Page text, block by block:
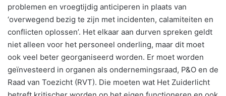
problemen en vroegtijdig anticiperen in plaats van
‘overwegend bezig te zijn met incidenten, calamiteiten en
conflicten oplossen’. Het elkaar aan durven spreken geldt
niet alleen voor het personeel onderling, maar dit moet
ook veel beter georganiseerd worden. Er moet worden
geïnvesteerd in organen als ondernemingsraad, P&O en de
Raad van Toezicht (RVT). Die moeten wat Het Zuiderlicht